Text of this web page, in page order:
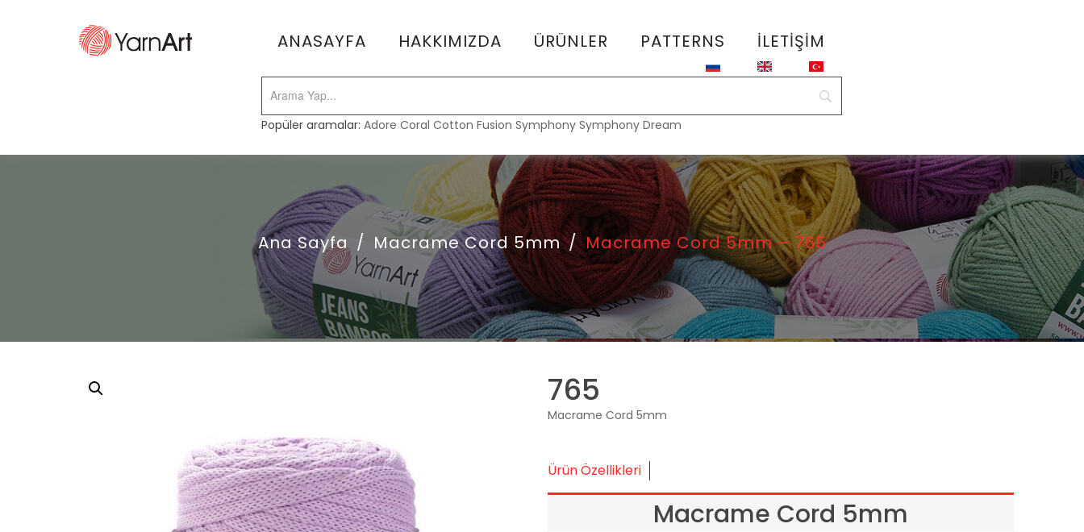
ANASAYFA HAKKIMIZDA ÜRÜNLER PATTERNS İLETIŞIM
Popüler aramalar:Adore Coral Cotton Fusion Symphony Symphony Dream
Ana Sayfa / Macrame Cord 5mm / Macrame Cord 5mm – 765
765
Macrame Cord 5mm
Ürün Özellikleri
Macrame Cord 5mm